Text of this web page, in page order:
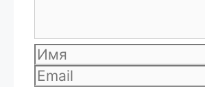
Имя
Email